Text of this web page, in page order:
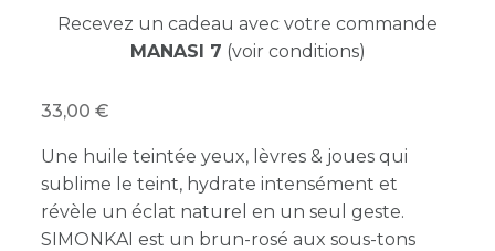
Recevez un cadeau avec votre commande
MANASI 7 (voir conditions)
33,00
Une huile teintée yeux, lèvres & joues qui
sublime le teint, hydrate intensément et
révèle un éclat naturel en un seul geste.
SIMONKAI est un brun-rosé aux sous-tons